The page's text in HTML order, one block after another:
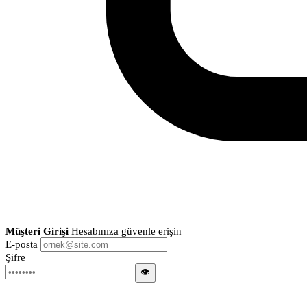
Müşteri Girişi Hesabınıza güvenle erişin
E-posta
Şifre
👁